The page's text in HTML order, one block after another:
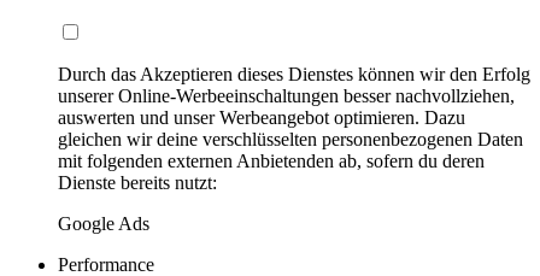
Durch das Akzeptieren dieses Dienstes können wir den Erfolg
unserer Online-Werbeeinschaltungen besser nachvollziehen,
auswerten und unser Werbeangebot optimieren. Dazu
gleichen wir deine verschlüsselten personenbezogenen Daten
mit folgenden externen Anbietenden ab, sofern du deren
Dienste bereits nutzt:
Google Ads
Performance